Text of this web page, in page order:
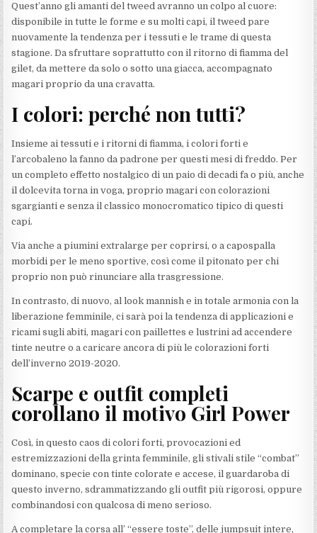
Quest’anno gli amanti del tweed avranno un colpo al cuore:
disponibile in tutte le forme e su molti capi, il tweed pare
nuovamente la tendenza per i tessuti e le trame di questa
stagione. Da sfruttare soprattutto con il ritorno di fiamma del
gilet, da mettere da solo o sotto una giacca, accompagnato
magari proprio da una cravatta.
I colori: perché non tutti?
Insieme ai tessuti e i ritorni di fiamma, i colori forti e
l’arcobaleno la fanno da padrone per questi mesi di freddo. Per
un completo effetto nostalgico di un paio di decadi fa o più, anche
il dolcevita torna in voga, proprio magari con colorazioni
sgargianti e senza il classico monocromatico tipico di questi
capi.
Via anche a piumini extralarge per coprirsi, o a capospalla
morbidi per le meno sportive, così come il pitonato per chi
proprio non può rinunciare alla trasgressione.
In contrasto, di nuovo, al look mannish e in totale armonia con la
liberazione femminile, ci sarà poi la tendenza di applicazioni e
ricami sugli abiti, magari con paillettes e lustrini ad accendere
tinte neutre o a caricare ancora di più le colorazioni forti
dell’inverno 2019-2020.
Scarpe e outfit completi
corollano il motivo Girl Power
Così, in questo caos di colori forti, provocazioni ed
estremizzazioni della grinta femminile, gli stivali stile “combat”
dominano, specie con tinte colorate e accese, il guardaroba di
questo inverno, sdrammatizzando gli outfit più rigorosi, oppure
combinandosi con qualcosa di meno serioso.
A completare la corsa all’ “essere toste”, delle jumpsuit intere,